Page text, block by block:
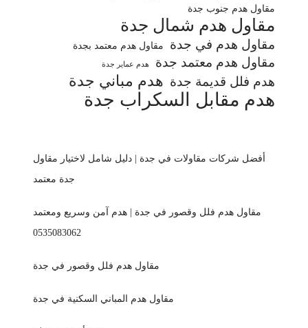
مقاول هدم جنوب جدة
مقاول هدم شمال جدة
مقاول هدم في جدة مقاول هدم معتمد بجدة
مقاول هدم معتمد جدة هدم عماير جدة
هدم فلل قديمة جدة هدم مباني جدة
هدم مقابل السكراب جدة
أفضل شركات مقاولات في جدة | دليل شامل لاختيار مقاول
جدة معتمد
مقاول هدم فلل وقصور في جدة | هدم آمن وسريع ومعتمد
0535083062
مقاول هدم فلل وقصور في جدة
مقاول هدم المباني السكنية في جدة